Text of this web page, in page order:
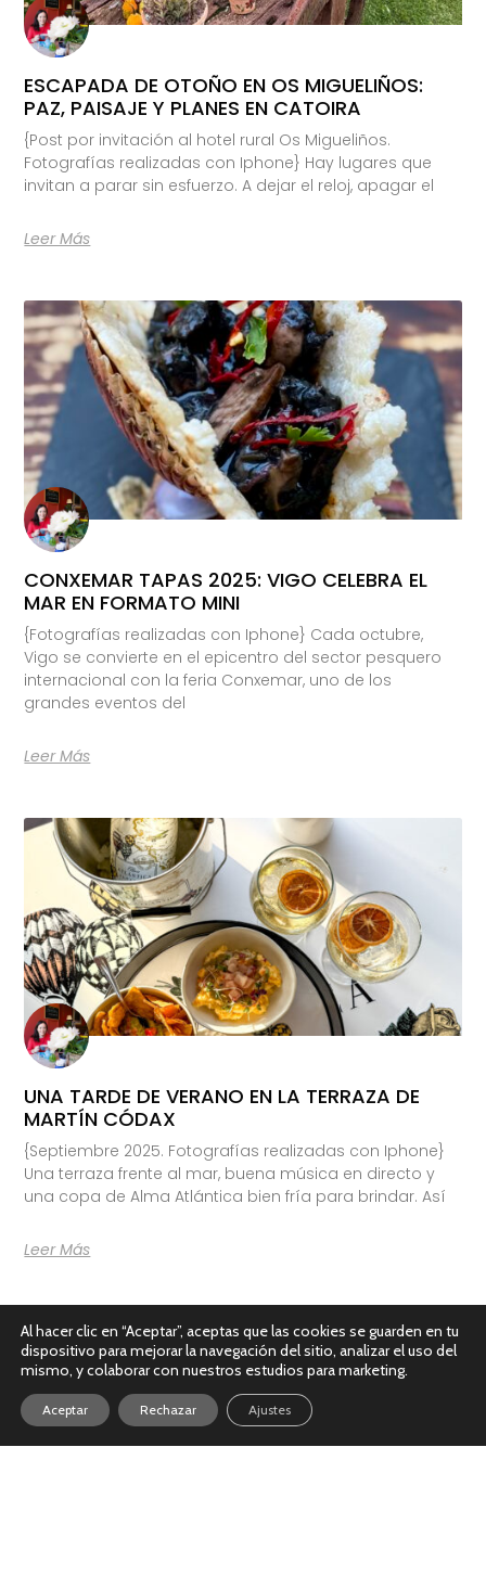
ESCAPADA DE OTOÑO EN OS MIGUELIÑOS:
PAZ, PAISAJE Y PLANES EN CATOIRA
{Post por invitación al hotel rural Os Migueliños.
Fotografías realizadas con Iphone} Hay lugares que
invitan a parar sin esfuerzo. A dejar el reloj, apagar el
Leer Más
CONXEMAR TAPAS 2025: VIGO CELEBRA EL
MAR EN FORMATO MINI
{Fotografías realizadas con Iphone} Cada octubre,
Vigo se convierte en el epicentro del sector pesquero
internacional con la feria Conxemar, uno de los
grandes eventos del
Leer Más
UNA TARDE DE VERANO EN LA TERRAZA DE
MARTÍN CÓDAX
{Septiembre 2025. Fotografías realizadas con Iphone}
Una terraza frente al mar, buena música en directo y
una copa de Alma Atlántica bien fría para brindar. Así
Leer Más
Al hacer clic en “Aceptar”, aceptas que las cookies se guarden en tu
dispositivo para mejorar la navegación del sitio, analizar el uso del
mismo, y colaborar con nuestros estudios para marketing.
Aceptar Rechazar Ajustes